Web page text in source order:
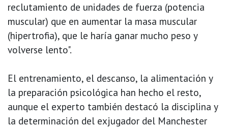
reclutamiento de unidades de fuerza (potencia
muscular) que en aumentar la masa muscular
(hipertrofia), que le haría ganar mucho peso y
volverse lento".
El entrenamiento, el descanso, la alimentación y
la preparación psicológica han hecho el resto,
aunque el experto también destacó la disciplina y
la determinación del exjugador del Manchester